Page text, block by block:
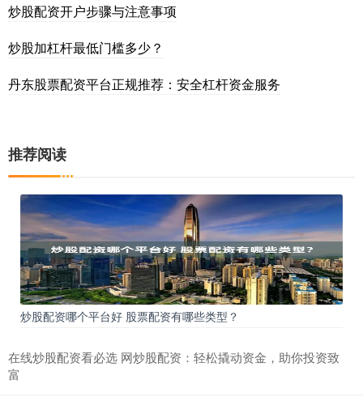
炒股配资开户步骤与注意事项
炒股加杠杆最低门槛多少？
丹东股票配资平台正规推荐：安全杠杆资金服务
推荐阅读
炒股配资哪个平台好 股票配资有哪些类型？
在线炒股配资看必选 网炒股配资：轻松撬动资金，助你投资致
富